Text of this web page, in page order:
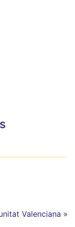
Valenciana »